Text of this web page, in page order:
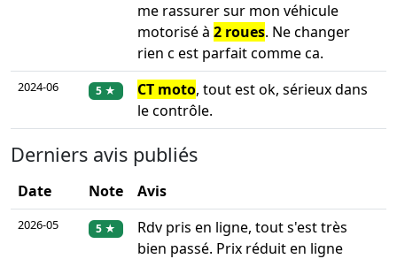
me rassurer sur mon véhicule
motorisé à 2 roues. Ne changer
rien c est parfait comme ca.
2024-06 5 ★ CT moto, tout est ok, sérieux dans
le contrôle.
Derniers avis publiés
Date Note Avis
2026-05 5 ★
Rdv pris en ligne, tout s'est très
bien passé. Prix réduit en ligne